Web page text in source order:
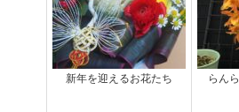
新年を迎えるお花たち らん